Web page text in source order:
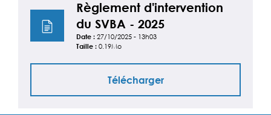
Règlement d'intervention
du SVBA - 2025
Date : 27/10/2025 - 13h03
Taille : 0.19Mo
Télécharger